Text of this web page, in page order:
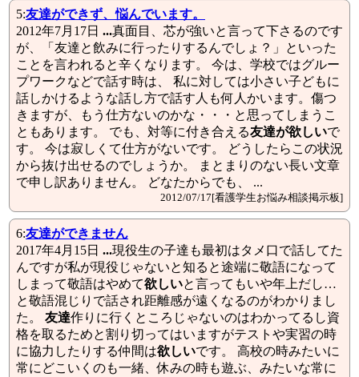
5:友達ができず、悩んでいます。
2012年7月17日 ...真面目、芯が強いと言って下さるのです
が、「友達と飲みに行ったりするんでしょ？」といった
ことを言われると辛くなります。 今は、学校ではグルー
プワークなどで話す時は、 私に対しては小さい子どもに
話しかけるような話し方で話す人も何人かいます。傷つ
きますが、もう仕方ないのかな・・・と思ってしまうこ
ともあります。 でも、対等に付き合える友達が欲しいで
す。 今は寂しくて仕方がないです。 どうしたらこの状況
から抜け出せるのでしょうか。 まとまりのない長い文章
で申し訳ありません。 どなたからでも、 ...
2012/07/17[看護学生お悩み相談掲示板]
6:友達ができません
2017年4月15日 ...現役生の子達も最初はタメ口で話してた
んですが私が現役じゃないと知ると途端に敬語になって
しまって敬語はやめて欲しいと言ってもいや年上だし…
と敬語混じりで話され距離感が遠くなるのがわかりまし
た。 友達作りに行くところじゃないのはわかってるし資
格を取るためと割り切ってはいますがテストや実習の時
に協力したりする仲間は欲しいです。 高校の時みたいに
常にどこいくのも一緒、休みの時も遊ぶ、みたいな常に